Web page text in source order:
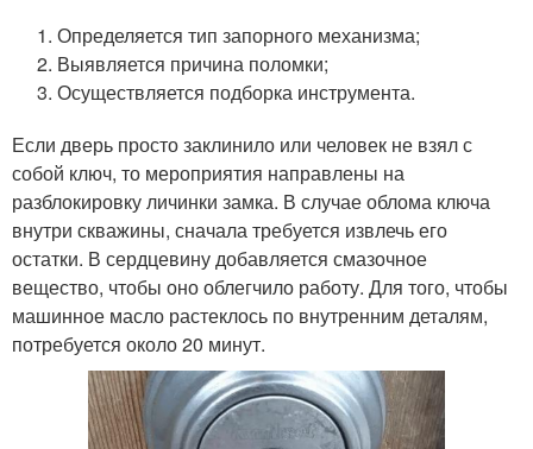
Определяется тип запорного механизма;
Выявляется причина поломки;
Осуществляется подборка инструмента.
Если дверь просто заклинило или человек не взял с
собой ключ, то мероприятия направлены на
разблокировку личинки замка. В случае облома ключа
внутри скважины, сначала требуется извлечь его
остатки. В сердцевину добавляется смазочное
вещество, чтобы оно облегчило работу. Для того, чтобы
машинное масло растеклось по внутренним деталям,
потребуется около 20 минут.